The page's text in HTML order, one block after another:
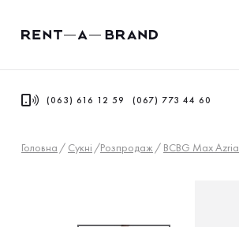
(063) 616 12 59 (067) 773 44 60
Головна / Сукнi /Розпродаж / BCBG Max Azria